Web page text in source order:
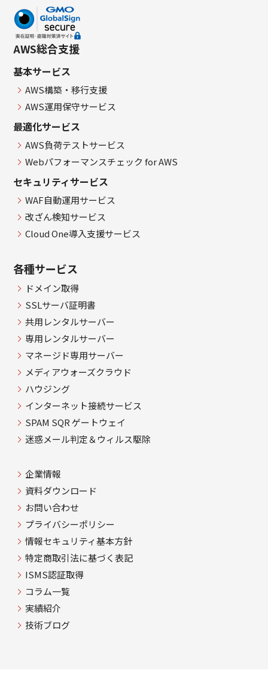
AWS総合支援
基本サービス
AWS構築・移行支援
AWS運用保守サービス
最適化サービス
AWS負荷テストサービス
Webパフォーマンスチェック for AWS
セキュリティサービス
WAF自動運用サービス
改ざん検知サービス
Cloud One導入支援サービス
各種サービス
ドメイン取得
SSLサーバ証明書
共用レンタルサーバー
専用レンタルサーバー
マネージド専用サーバー
メディアウォーズクラウド
ハウジング
インターネット接続サービス
SPAM SQR ゲートウェイ
迷惑メール判定＆ウィルス駆除
企業情報
資料ダウンロード
お問い合わせ
プライバシーポリシー
情報セキュリティ基本方針
特定商取引法に基づく表記
ISMS認証取得
コラム一覧
実績紹介
技術ブログ